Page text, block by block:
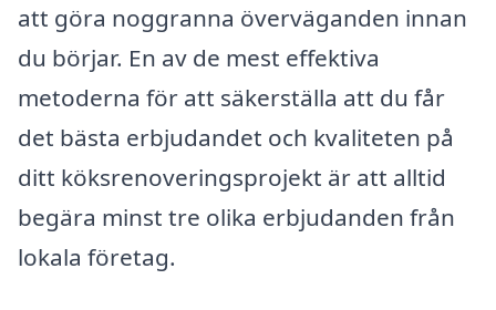
att göra noggranna överväganden innan
du börjar. En av de mest effektiva
metoderna för att säkerställa att du får
det bästa erbjudandet och kvaliteten på
ditt köksrenoveringsprojekt är att alltid
begära minst tre olika erbjudanden från
lokala företag.